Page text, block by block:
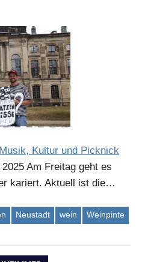
Kultur und Picknick
Am Freitag geht es
kariert. Aktuell ist die…
Neustadt wein Weinpinte